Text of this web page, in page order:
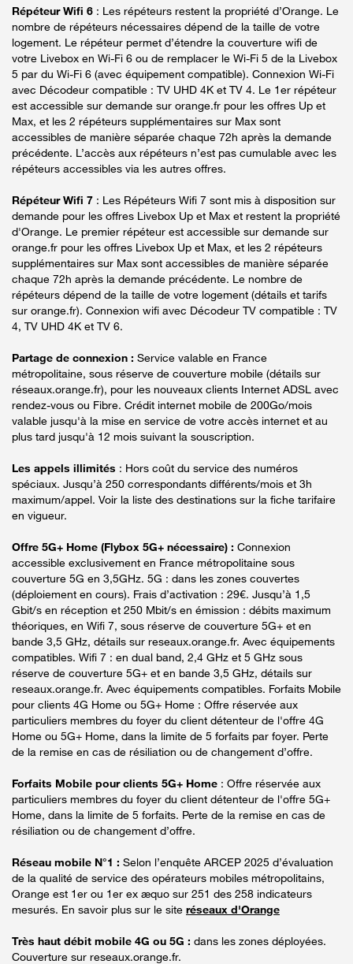
Répéteur Wifi 6 : Les répéteurs restent la propriété d’Orange. Le
nombre de répéteurs nécessaires dépend de la taille de votre
logement. Le répéteur permet d’étendre la couverture wifi de
votre Livebox en Wi-Fi 6 ou de remplacer le Wi-Fi 5 de la Livebox
5 par du Wi-Fi 6 (avec équipement compatible). Connexion Wi-Fi
avec Décodeur compatible : TV UHD 4K et TV 4. Le 1er répéteur
est accessible sur demande sur orange.fr pour les offres Up et
Max, et les 2 répéteurs supplémentaires sur Max sont
accessibles de manière séparée chaque 72h après la demande
précédente. L’accès aux répéteurs n’est pas cumulable avec les
répéteurs accessibles via les autres offres.
Répéteur Wifi 7 : Les Répéteurs Wifi 7 sont mis à disposition sur
demande pour les offres Livebox Up et Max et restent la propriété
d'Orange. Le premier répéteur est accessible sur demande sur
orange.fr pour les offres Livebox Up et Max, et les 2 répéteurs
supplémentaires sur Max sont accessibles de manière séparée
chaque 72h après la demande précédente. Le nombre de
répéteurs dépend de la taille de votre logement (détails et tarifs
sur orange.fr). Connexion wifi avec Décodeur TV compatible : TV
4, TV UHD 4K et TV 6.
Partage de connexion : Service valable en France
métropolitaine, sous réserve de couverture mobile (détails sur
réseaux.orange.fr), pour les nouveaux clients Internet ADSL avec
rendez-vous ou Fibre. Crédit internet mobile de 200Go/mois
valable jusqu'à la mise en service de votre accès internet et au
plus tard jusqu'à 12 mois suivant la souscription.
Les appels illimités : Hors coût du service des numéros
spéciaux. Jusqu’à 250 correspondants différents/mois et 3h
maximum/appel. Voir la liste des destinations sur la fiche tarifaire
en vigueur.
Offre 5G+ Home (Flybox 5G+ nécessaire) : Connexion
accessible exclusivement en France métropolitaine sous
couverture 5G en 3,5GHz. 5G : dans les zones couvertes
(déploiement en cours). Frais d’activation : 29€. Jusqu’à 1,5
Gbit/s en réception et 250 Mbit/s en émission : débits maximum
théoriques, en Wifi 7, sous réserve de couverture 5G+ et en
bande 3,5 GHz, détails sur reseaux.orange.fr. Avec équipements
compatibles. Wifi 7 : en dual band, 2,4 GHz et 5 GHz sous
réserve de couverture 5G+ et en bande 3,5 GHz, détails sur
reseaux.orange.fr. Avec équipements compatibles. Forfaits Mobile
pour clients 4G Home ou 5G+ Home : Offre réservée aux
particuliers membres du foyer du client détenteur de l'offre 4G
Home ou 5G+ Home, dans la limite de 5 forfaits par foyer. Perte
de la remise en cas de résiliation ou de changement d’offre.
Forfaits Mobile pour clients 5G+ Home : Offre réservée aux
particuliers membres du foyer du client détenteur de l'offre 5G+
Home, dans la limite de 5 forfaits. Perte de la remise en cas de
résiliation ou de changement d’offre.
Réseau mobile N°1 : Selon l’enquête ARCEP 2025 d’évaluation
de la qualité de service des opérateurs mobiles métropolitains,
Orange est 1er ou 1er ex æquo sur 251 des 258 indicateurs
mesurés. En savoir plus sur le site réseaux d'Orange
Très haut débit mobile 4G ou 5G : dans les zones déployées.
Couverture sur reseaux.orange.fr.